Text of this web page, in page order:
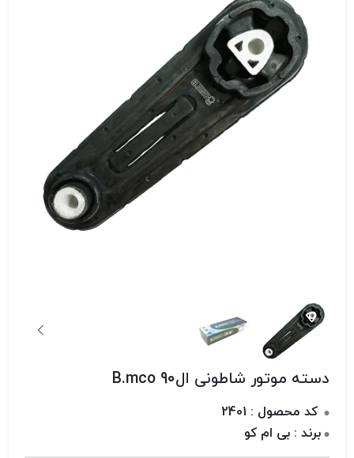
دسته موتور شاطونی ال90 B.mco
کد محصول : 2401
برند : بی ام کو